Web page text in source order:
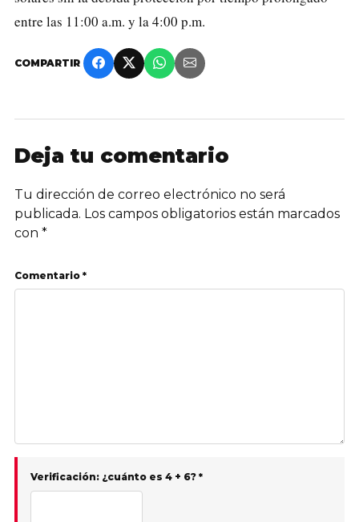
entre las 11:00 a.m. y la 4:00 p.m.
COMPARTIR
Deja tu comentario
Tu dirección de correo electrónico no será
publicada. Los campos obligatorios están marcados
con *
Comentario *
Verificación: ¿cuánto es 4 + 6? *